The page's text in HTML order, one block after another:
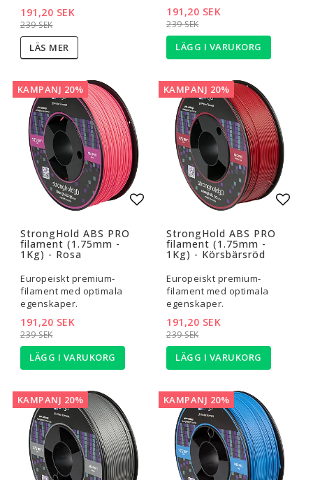
239 SEK
191,20 SEK
LÄS MER
239 SEK
191,20 SEK
LÄGG I VARUKORG
KAMPANJ 20%
StrongHold ABS PRO
filament (1.75mm -
1Kg) - Rosa
Europeiskt premium-
filament med optimala
egenskaper.
239 SEK
191,20 SEK
LÄGG I VARUKORG
KAMPANJ 20%
StrongHold ABS PRO
filament (1.75mm -
1Kg) - Körsbärsröd
Europeiskt premium-
filament med optimala
egenskaper.
239 SEK
191,20 SEK
LÄGG I VARUKORG
KAMPANJ 20% KAMPANJ 20%